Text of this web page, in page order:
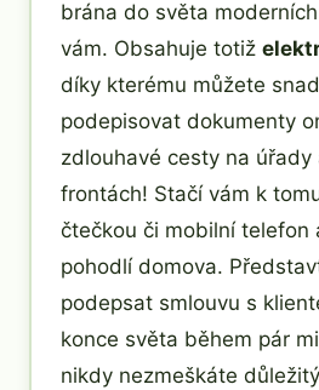
brána do světa
vám. Obsahuje totiž
díky kterému můžete
podepisovat dokumenty
zdlouhavé cesty na úřady
frontách! Stačí vám k
čtečkou či mobilní telefon
pohodlí domova.
podepsat smlouvu s
konce světa během pár
nikdy nezmeškáte